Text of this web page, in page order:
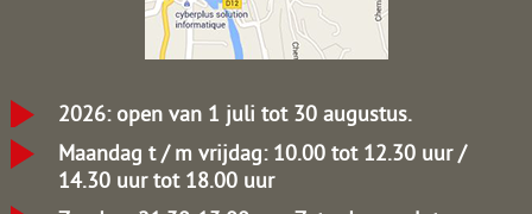
2026: open van 1 juli tot 30 augustus.
Maandag t / m vrijdag: 10.00 tot 12.30 uur /
14.30 uur tot 18.00 uur